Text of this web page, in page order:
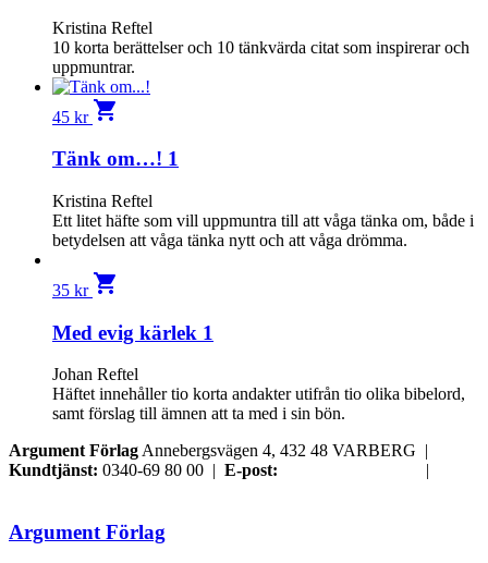
Kristina Reftel
10 korta berättelser och 10 tänkvärda citat som inspirerar och
uppmuntrar.
45 kr shopping_cart
Tänk om…! 1
Kristina Reftel
Ett litet häfte som vill uppmuntra till att våga tänka om, både i
betydelsen att våga tänka nytt och att våga drömma.
35 kr shopping_cart
Med evig kärlek 1
Johan Reftel
Häftet inne­håller tio korta andakter utifrån tio olika bibelord,
samt förslag till ämnen att ta med i sin bön.
Argument Förlag Annebergsvägen 4, 432 48 VARBERG |
Kundtjänst: 0340-69 80 00 | E-post:
|
Argument Förlag